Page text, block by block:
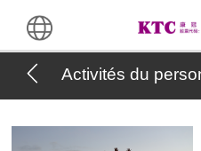
Activités du